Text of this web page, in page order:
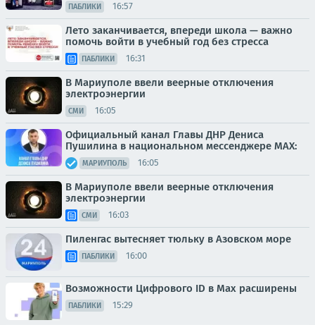
ПАБЛИКИ 16:57
Лето заканчивается, впереди школа — важно
помочь войти в учебный год без стресса
ПАБЛИКИ 16:31
В Мариуполе ввели веерные отключения
электроэнергии
СМИ 16:05
Официальный канал Главы ДНР Дениса
Пушилина в национальном мессенджере MAX:
МАРИУПОЛЬ 16:05
В Мариуполе ввели веерные отключения
электроэнергии
СМИ 16:03
Пиленгас вытесняет тюльку в Азовском море
ПАБЛИКИ 16:00
Возможности Цифрового ID в Мах расширены
ПАБЛИКИ 15:29